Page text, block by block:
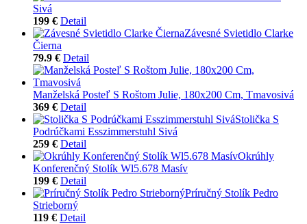
Sivá
199 € Detail
Závesné Svietidlo Clarke
Čierna
79.9 € Detail
Manželská Posteľ S Roštom Julie, 180x200 Cm, Tmavosivá
369 € Detail
Stolička S
Podrúčkami Esszimmerstuhl Sivá
259 € Detail
Okrúhly
Konferenčný Stolík Wl5.678 Masív
199 € Detail
Príručný Stolík Pedro
Strieborný
119 € Detail